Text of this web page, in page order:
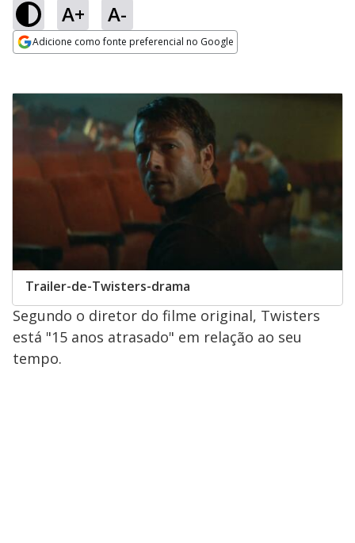
A+ A-
Adicione como fonte preferencial no Google
Trailer-de-Twisters-drama
Segundo o diretor do filme original, Twisters
está "15 anos atrasado" em relação ao seu
tempo.